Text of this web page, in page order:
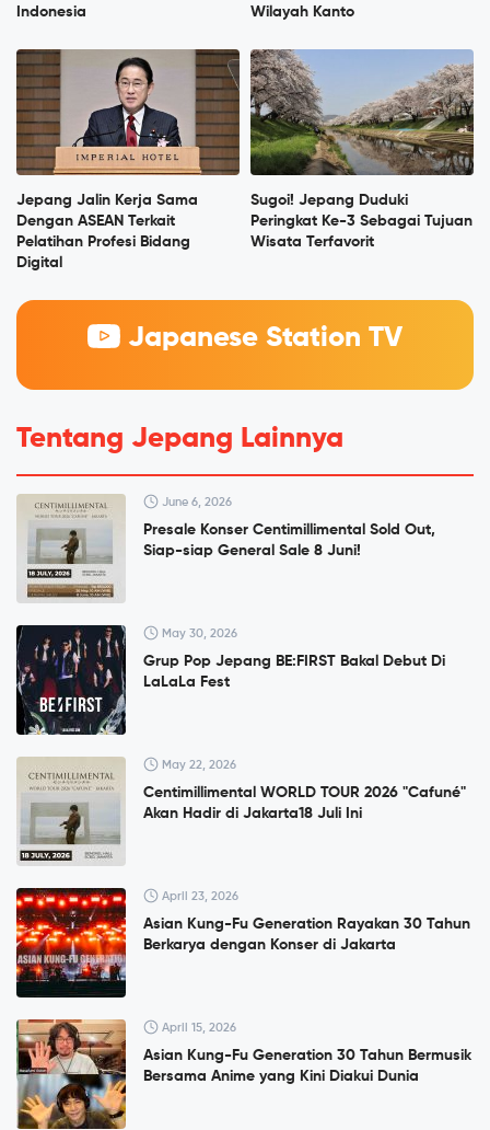
Indonesia
Wilayah Kanto
Jepang Jalin Kerja Sama
Dengan ASEAN Terkait
Pelatihan Profesi Bidang
Digital
Sugoi! Jepang Duduki
Peringkat Ke-3 Sebagai Tujuan
Wisata Terfavorit
Japanese Station TV
Tentang Jepang Lainnya
June 6, 2026
Presale Konser Centimillimental Sold Out,
Siap-siap General Sale 8 Juni!
May 30, 2026
Grup Pop Jepang BE:FIRST Bakal Debut Di
LaLaLa Fest
May 22, 2026
Centimillimental WORLD TOUR 2026 "Cafuné"
Akan Hadir di Jakarta18 Juli Ini
April 23, 2026
Asian Kung-Fu Generation Rayakan 30 Tahun
Berkarya dengan Konser di Jakarta
April 15, 2026
Asian Kung-Fu Generation 30 Tahun Bermusik
Bersama Anime yang Kini Diakui Dunia